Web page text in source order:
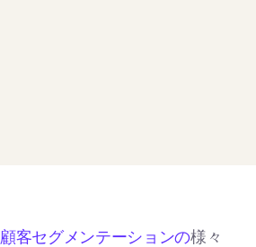
顧客セグメンテーションの様々